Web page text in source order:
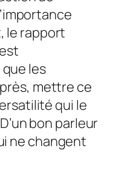
le rapport
les
mettre ce
qui le
bon parleur
ne changent